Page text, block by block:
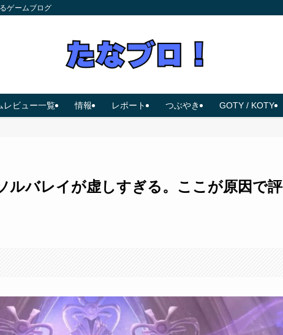
ゲームブログ
レビュー一覧 情報 レポート つぶやき GOTY / KOTY
ルバレイが虚しすぎる。ここが原因で評